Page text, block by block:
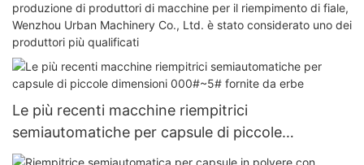
produzione di produttori di macchine per il riempimento di fiale,
Wenzhou Urban Machinery Co., Ltd. è stato considerato uno dei
produttori più qualificati
Le più recenti macchine riempitrici
semiautomatiche per capsule di piccole
dimensioni 000#~5# fornite da erbe